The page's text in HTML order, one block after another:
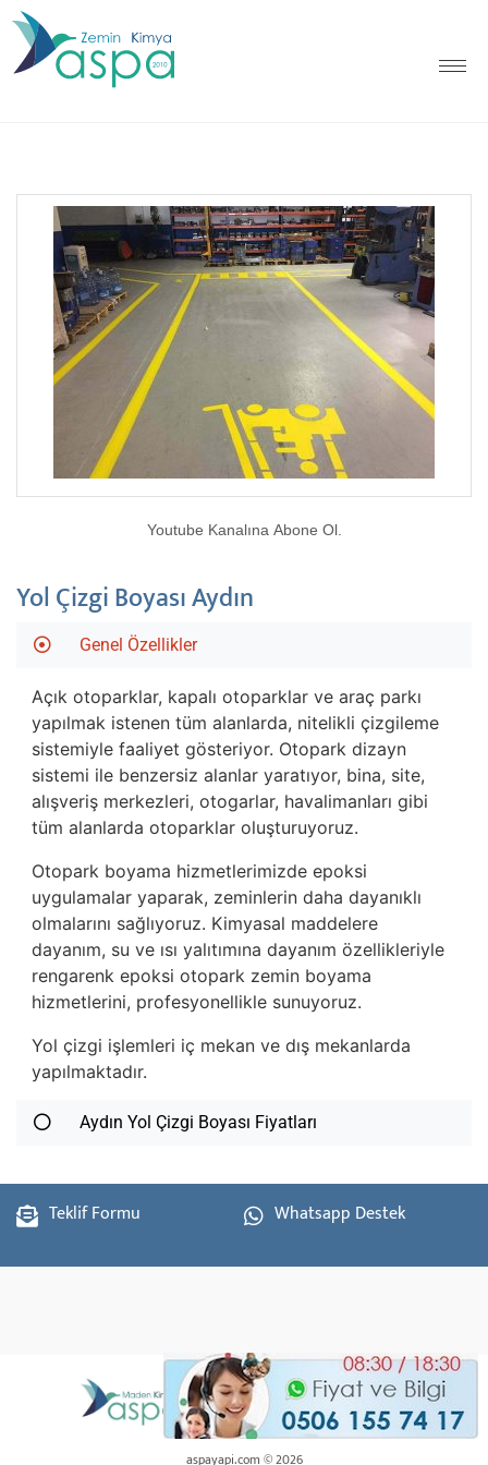
Youtube Kanalına Abone Ol.
Yol Çizgi Boyası Aydın
Genel Özellikler
Açık otoparklar, kapalı otoparklar ve araç parkı
yapılmak istenen tüm alanlarda, nitelikli çizgileme
sistemiyle faaliyet gösteriyor. Otopark dizayn
sistemi ile benzersiz alanlar yaratıyor, bina, site,
alışveriş merkezleri, otogarlar, havalimanları gibi
tüm alanlarda otoparklar oluşturuyoruz.
Otopark boyama hizmetlerimizde epoksi
uygulamalar yaparak, zeminlerin daha dayanıklı
olmalarını sağlıyoruz. Kimyasal maddelere
dayanım, su ve ısı yalıtımına dayanım özellikleriyle
rengarenk epoksi otopark zemin boyama
hizmetlerini, profesyonellikle sunuyoruz.
Yol çizgi işlemleri iç mekan ve dış mekanlarda
yapılmaktadır.
Aydın Yol Çizgi Boyası Fiyatları
Teklif Formu Whatsapp Destek
aspayapi.com © 2026